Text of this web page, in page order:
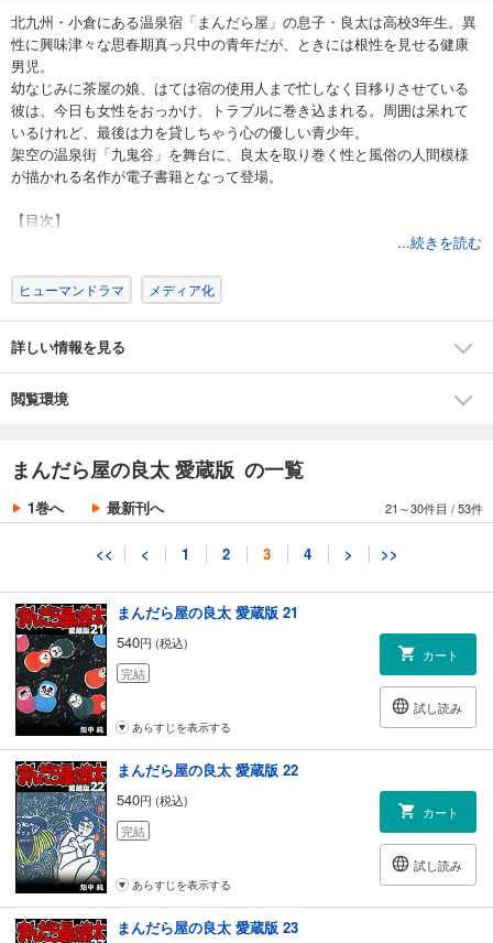
北九州・小倉にある温泉宿「まんだら屋」の息子・良太は高校3年生。異
性に興味津々な思春期真っ只中の青年だが、ときには根性を見せる健康
男児。
幼なじみに茶屋の娘、はては宿の使用人まで忙しなく目移りさせている
彼は、今日も女性をおっかけ、トラブルに巻き込まれる。周囲は呆れて
いるけれど、最後は力を貸しちゃう心の優しい青少年。
架空の温泉街「九鬼谷」を舞台に、良太を取り巻く性と風俗の人間模様
が描かれる名作が電子書籍となって登場。
【目次】
第3話 酔って候
第4話 収穫祭
第6話 極道
第7話 阿修羅
第8話 女優
...続きを読む
ヒューマンドラマ メディア化
詳しい情報を見る
閲覧環境
まんだら屋の良太 愛蔵版 の一覧
1巻へ 最新刊へ 21～30件目 /53件
<< < 1 2 3 4 > >>
540 円 (税込)
完結
カート
あらすじを表示する
まんだら屋の良太 愛蔵版 18
540円 (税込)
試し読み
まんだら屋の良太 愛蔵版 19
540円 (税込)
完結
カート
試し読み
まんだら屋の良太 愛蔵版 20
540 円 (税込)
完結
まんだら屋の良太 愛蔵版 21
540円 (税込)
完結
カート
試し読み
あらすじを表示する
まんだら屋の良太 愛蔵版 22
540円 (税込)
完結
カート
試し読み
あらすじを表示する
まんだら屋の良太 愛蔵版 23